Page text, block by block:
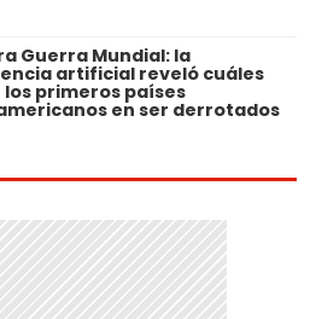
Guerra Mundial: la
artificial reveló cuáles
primeros países
en ser derrotados